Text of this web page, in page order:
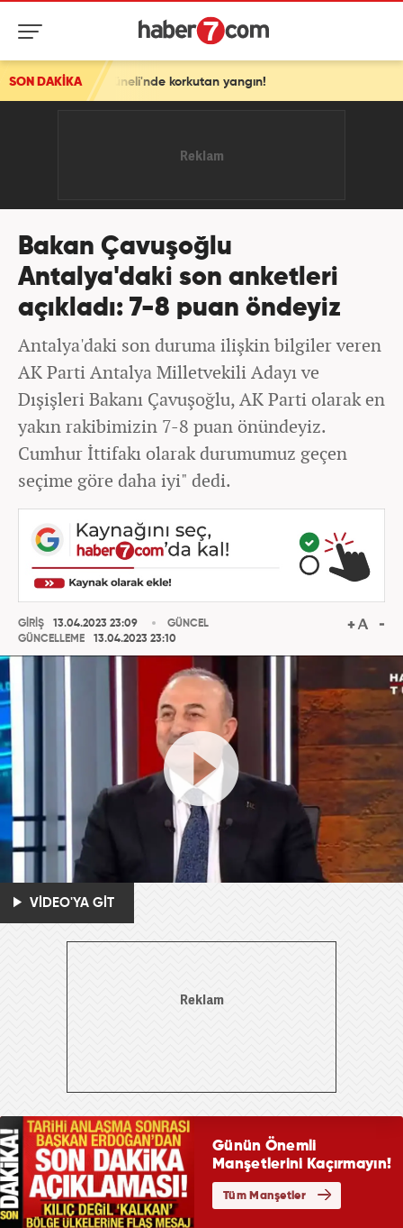
SON DAKİKAkorkutan yangın!
Bakan Çavuşoğlu
Antalya'daki son anketleri
açıkladı: 7-8 puan öndeyiz
Antalya'daki son duruma ilişkin bilgiler veren
AK Parti Antalya Milletvekili Adayı ve
Dışişleri Bakanı Çavuşoğlu, AK Parti olarak en
yakın rakibimizin 7-8 puan önündeyiz.
Cumhur İttifakı olarak durumumuz geçen
seçime göre daha iyi" dedi.
GİRİŞ
13.04.2023 23:09
GÜNCELLEME
13.04.2023 23:10
GÜNCEL
VİDEO'YA GİT